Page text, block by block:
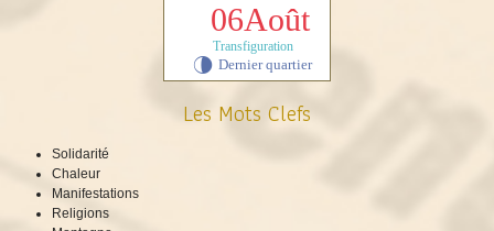
06Août
Transfiguration
U Dernier quartier
Les Mots Clefs
Solidarité
Chaleur
Manifestations
Religions